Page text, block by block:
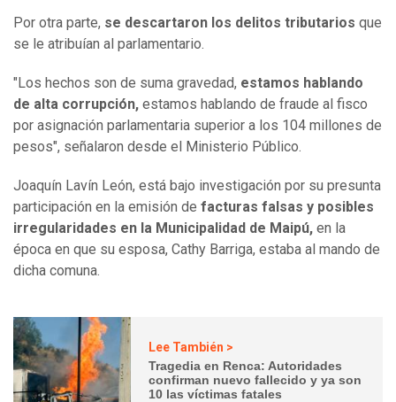
Por otra parte, se descartaron los delitos tributarios que
se le atribuían al parlamentario.
"Los hechos son de suma gravedad, estamos hablando
de alta corrupción, estamos hablando de fraude al fisco
por asignación parlamentaria superior a los 104 millones de
pesos", señalaron desde el Ministerio Público.
Joaquín Lavín León, está bajo investigación por su presunta
participación en la emisión de facturas falsas y posibles
irregularidades en la Municipalidad de Maipú, en la
época en que su esposa, Cathy Barriga, estaba al mando de
dicha comuna.
Lee También >
Tragedia en Renca: Autoridades
confirman nuevo fallecido y ya son
10 las víctimas fatales